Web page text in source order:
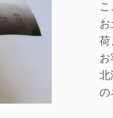
お
荷
お
北
の